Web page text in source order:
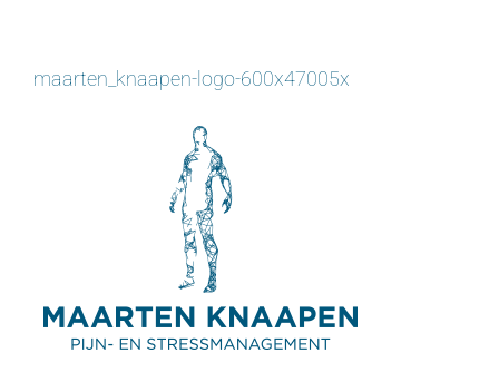
maarten_knaapen-logo-600x47005x